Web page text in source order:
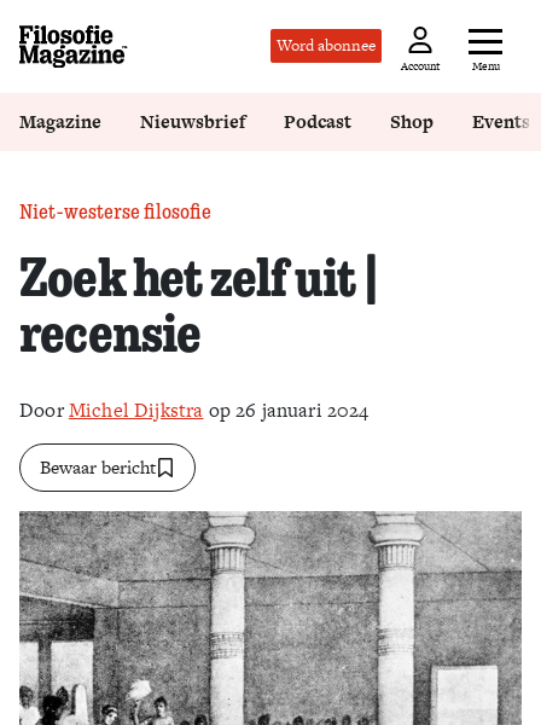
Word abonnee
Account Menu
Zoek
Magazine Nieuwsbrief Podcast Shop Events
Niet-westerse filosofie
Zoek het zelf uit |
recensie
DoorMichel Dijkstra op 26 januari 2024
Bewaar bericht